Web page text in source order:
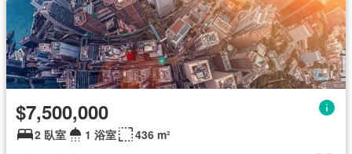
$7,500,000
2 臥室 1 浴室 436 m²